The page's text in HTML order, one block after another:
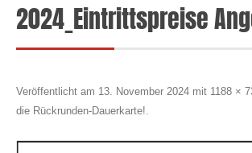
2024_Eintrittspreise
Veröffentlicht am 13. November 2024 mit 1188 ×
die Rückrunden-Dauerkarte!.